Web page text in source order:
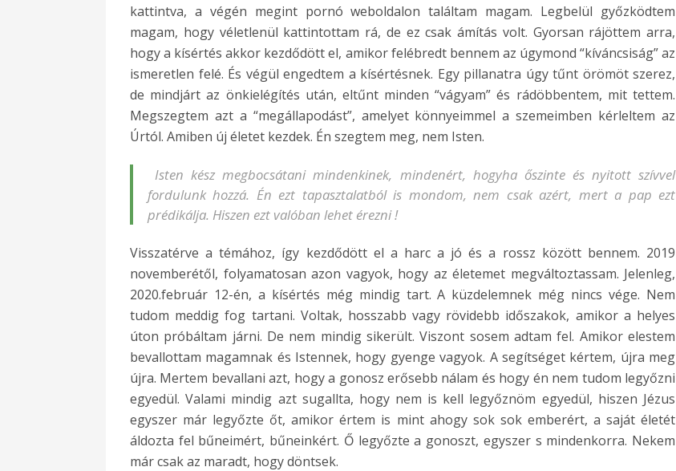
kattintva, a végén megint pornó weboldalon találtam magam. Legbelül győzködtem
magam, hogy véletlenül kattintottam rá, de ez csak ámítás volt. Gyorsan rájöttem arra,
hogy a kísértés akkor kezdődött el, amikor felébredt bennem az úgymond “kíváncsiság” az
ismeretlen felé. És végül engedtem a kísértésnek. Egy pillanatra úgy tűnt örömöt szerez,
de mindjárt az önkielégítés után, eltűnt minden “vágyam” és rádöbbentem, mit tettem.
Megszegtem azt a “megállapodást”, amelyet könnyeimmel a szemeimben kérleltem az
Úrtól. Amiben új életet kezdek. Én szegtem meg, nem Isten.
Isten kész megbocsátani mindenkinek, mindenért, hogyha őszinte és nyitott szívvel
fordulunk hozzá. Én ezt tapasztalatból is mondom, nem csak azért, mert a pap ezt
prédikálja. Hiszen ezt valóban lehet érezni !
Visszatérve a témához, így kezdődött el a harc a jó és a rossz között bennem. 2019
novemberétől, folyamatosan azon vagyok, hogy az életemet megváltoztassam. Jelenleg,
2020.február 12-én, a kísértés még mindig tart. A küzdelemnek még nincs vége. Nem
tudom meddig fog tartani. Voltak, hosszabb vagy rövidebb időszakok, amikor a helyes
úton próbáltam járni. De nem mindig sikerült. Viszont sosem adtam fel. Amikor elestem
bevallottam magamnak és Istennek, hogy gyenge vagyok. A segítséget kértem, újra meg
újra. Mertem bevallani azt, hogy a gonosz erősebb nálam és hogy én nem tudom legyőzni
egyedül. Valami mindig azt sugallta, hogy nem is kell legyőznöm egyedül, hiszen Jézus
egyszer már legyőzte őt, amikor értem is mint ahogy sok sok emberért, a saját életét
áldozta fel bűneimért, bűneinkért. Ő legyőzte a gonoszt, egyszer s mindenkorra. Nekem
már csak az maradt, hogy döntsek.